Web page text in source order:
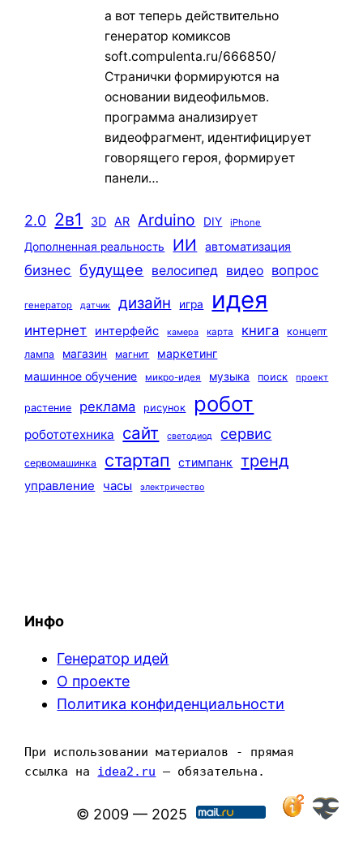
а вот теперь действительно
генератор комиксов
soft.compulenta.ru/666850/
Странички формируются на
основании видеофильмов.
программа анализирует
видеофрагмент, идентифицирует
говорящего героя, формирует
панели…
2.0 2в1 3D AR Arduino DIY iPhone
Дополненная реальность ИИ автоматизация
бизнес будущее велосипед видео вопрос
генератор датчик дизайн игра идея
интернет интерфейс камера карта книга
концепт
лампа
магазин магнит
маркетинг
машинное обучение
микро-идея музыка поиск проект
растение реклама рисунок робот
робототехника сайт светодиод сервис
сервомашинка стартап стимпанк тренд
управление часы электричество
Инфо
Генератор идей
О проекте
Политика конфиденциальности
При использовании материалов - прямая
ссылка на idea2.ru — обязательна.
© 2009 — 2025